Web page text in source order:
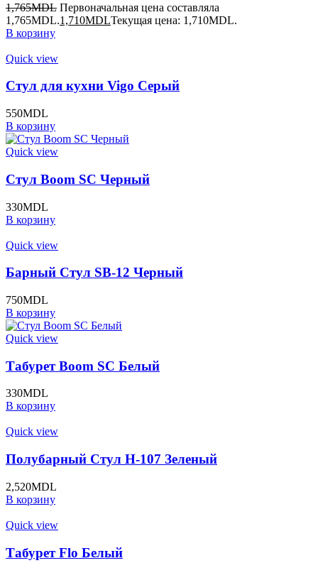
1,765MDL Первоначальная цена составляла
1,765MDL.1,710MDLТекущая цена: 1,710MDL.
В корзину
Quick view
Стул для кухни Vigo Серый
550MDL
В корзину
Quick view
Стул Boom SC Черный
330MDL
В корзину
Quick view
Барный Стул SB-12 Черный
750MDL
В корзину
Quick view
Табурет Boom SC Белый
330MDL
В корзину
Quick view
Полубарный Стул H-107 Зеленый
2,520MDL
В корзину
Quick view
Табурет Flo Белый